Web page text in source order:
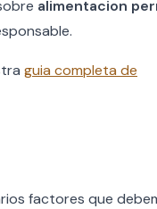
alimentacion
guia completa de
factores que